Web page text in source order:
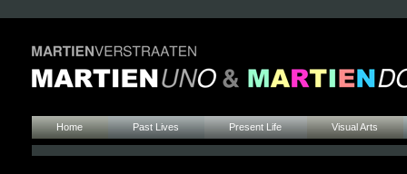
Home Past Lives Present Life Visual Arts